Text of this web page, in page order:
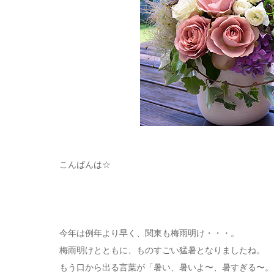
こんばんは☆
今年は例年より早く、関東も梅雨明け・・・。
梅雨明けとともに、ものすごい猛暑となりましたね。
もう口から出る言葉が「暑い、暑いよ〜、暑すぎる〜